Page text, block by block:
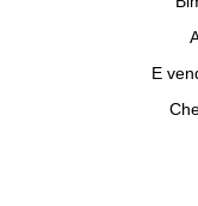
E